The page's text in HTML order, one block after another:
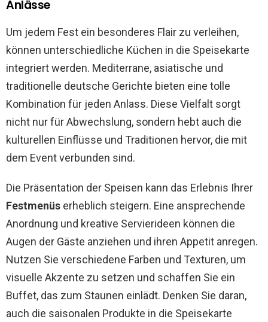
Anlässe
Um jedem Fest ein besonderes Flair zu verleihen,
können unterschiedliche Küchen in die Speisekarte
integriert werden. Mediterrane, asiatische und
traditionelle deutsche Gerichte bieten eine tolle
Kombination für jeden Anlass. Diese Vielfalt sorgt
nicht nur für Abwechslung, sondern hebt auch die
kulturellen Einflüsse und Traditionen hervor, die mit
dem Event verbunden sind.
Die Präsentation der Speisen kann das Erlebnis Ihrer
Festmenüs erheblich steigern. Eine ansprechende
Anordnung und kreative Servierideen können die
Augen der Gäste anziehen und ihren Appetit anregen.
Nutzen Sie verschiedene Farben und Texturen, um
visuelle Akzente zu setzen und schaffen Sie ein
Buffet, das zum Staunen einlädt. Denken Sie daran,
auch die saisonalen Produkte in die Speisekarte